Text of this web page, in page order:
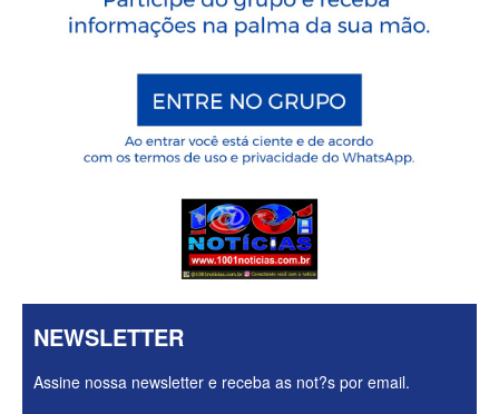
NEWSLETTER
Assine nossa newsletter e receba as not?s por email.